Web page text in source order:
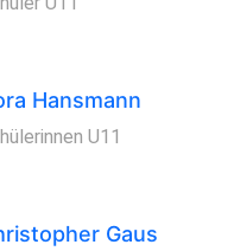
Hansmann
U11
Gaus